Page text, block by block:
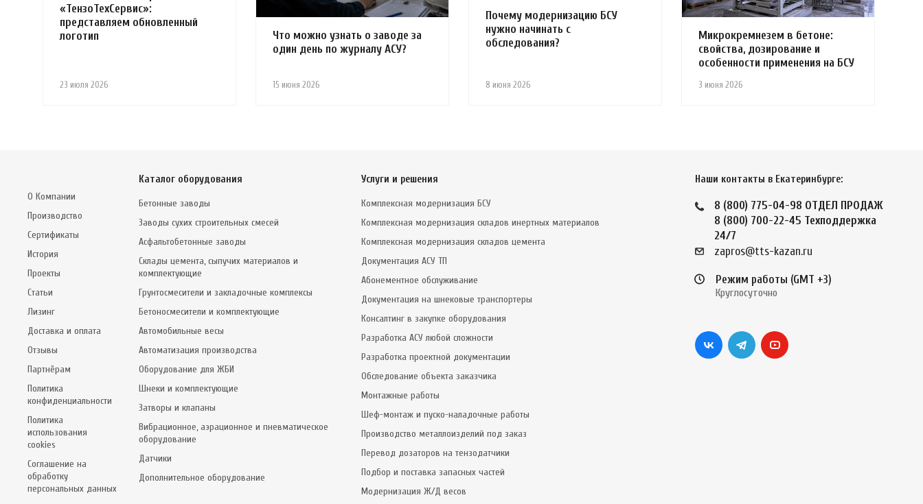
23 июля 2026
«ТензоТехСервис»:
представляем обновленный
логотип
15 июня 2026
Что можно узнать о заводе за
один день по журналу АСУ?
8 июня 2026
Почему модернизацию БСУ
нужно начинать с
обследования?
3 июня 2026
Микрокремнезем в бетоне:
свойства, дозирование и
особенности применения на БСУ
О Компании
Производство
Сертификаты
История
Проекты
Статьи
Лизинг
Доставка и оплата
Отзывы
Партнёрам
Политика
конфиденциальности
Политика
использования
cookies
Соглашение на
обработку
персональных данных
Каталог оборудования
Бетонные заводы
Заводы сухих строительных смесей
Асфальтобетонные заводы
Склады цемента, сыпучих материалов и
комплектующие
Грунтосмесители и закладочные комплексы
Бетоносмесители и комплектующие
Автомобильные весы
Автоматизация производства
Оборудование для ЖБИ
Шнеки и комплектующие
Затворы и клапаны
Вибрационное, аэрационное и пневматическое
оборудование
Датчики
Дополнительное оборудование
Услуги и решения
Комплексная модернизация БСУ
Комплексная модернизация складов инертных материалов
Комплексная модернизация складов цемента
Документация АСУ ТП
Абонементное обслуживание
Документация на шнековые транспортеры
Консалтинг в закупке оборудования
Разработка АСУ любой сложности
Разработка проектной документации
Обследование объекта заказчика
Монтажные работы
Шеф-монтаж и пуско-наладочные работы
Производство металлоизделий под заказ
Перевод дозаторов на тензодатчики
Подбор и поставка запасных частей
Модернизация Ж/Д весов
Наши контакты в Екатеринбурге:
8 (800) 775-04-98 ОТДЕЛ ПРОДАЖ
8 (800) 700-22-45 Техподдержка
24/7
zapros@tts-kazan.ru
Режим работы (GMT +3)
Круглосуточно